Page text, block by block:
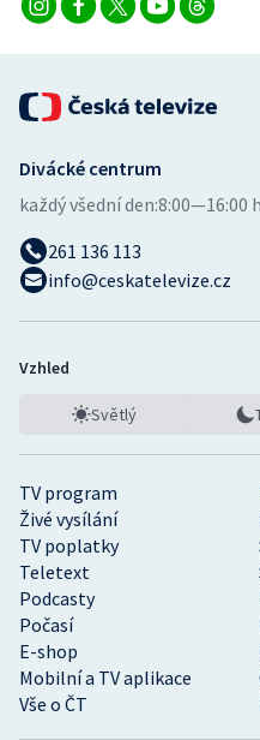
TV program
Živé vysílání
TV poplatky
Teletext
Podcasty
Počasí
E-shop
Mobilní a TV aplikace
Vše o ČT
Divácké centrum
každý všední den:8:00—16:00
261 136 113
info@ceskatelevize.cz
Vzhled
Světlý